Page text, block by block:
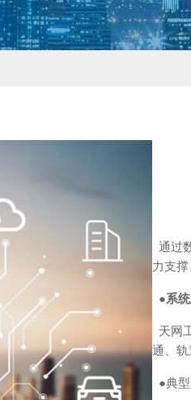
通过
力支
●系
天网
通、
●典